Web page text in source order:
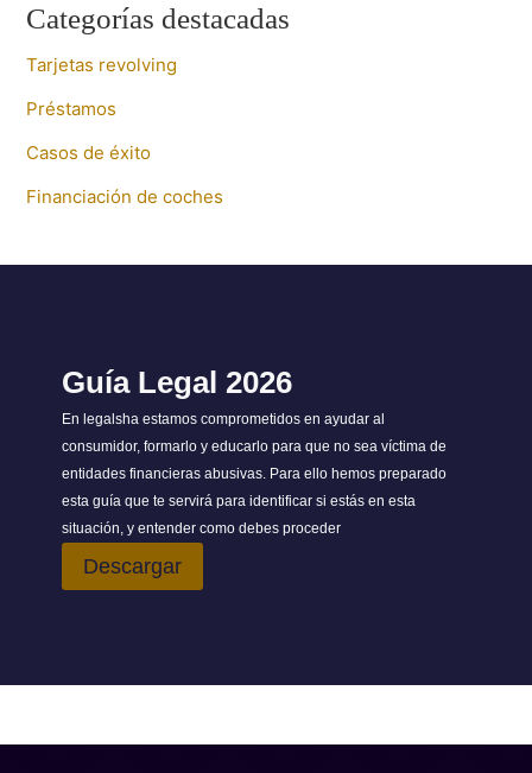
Categorías destacadas
Tarjetas revolving
Préstamos
Casos de éxito
Financiación de coches
Guía Legal 2026
En legalsha estamos comprometidos en ayudar al
consumidor, formarlo y educarlo para que no sea víctima de
entidades financieras abusivas. Para ello hemos preparado
esta guía que te servirá para identificar si estás en esta
situación, y entender como debes proceder
Descargar